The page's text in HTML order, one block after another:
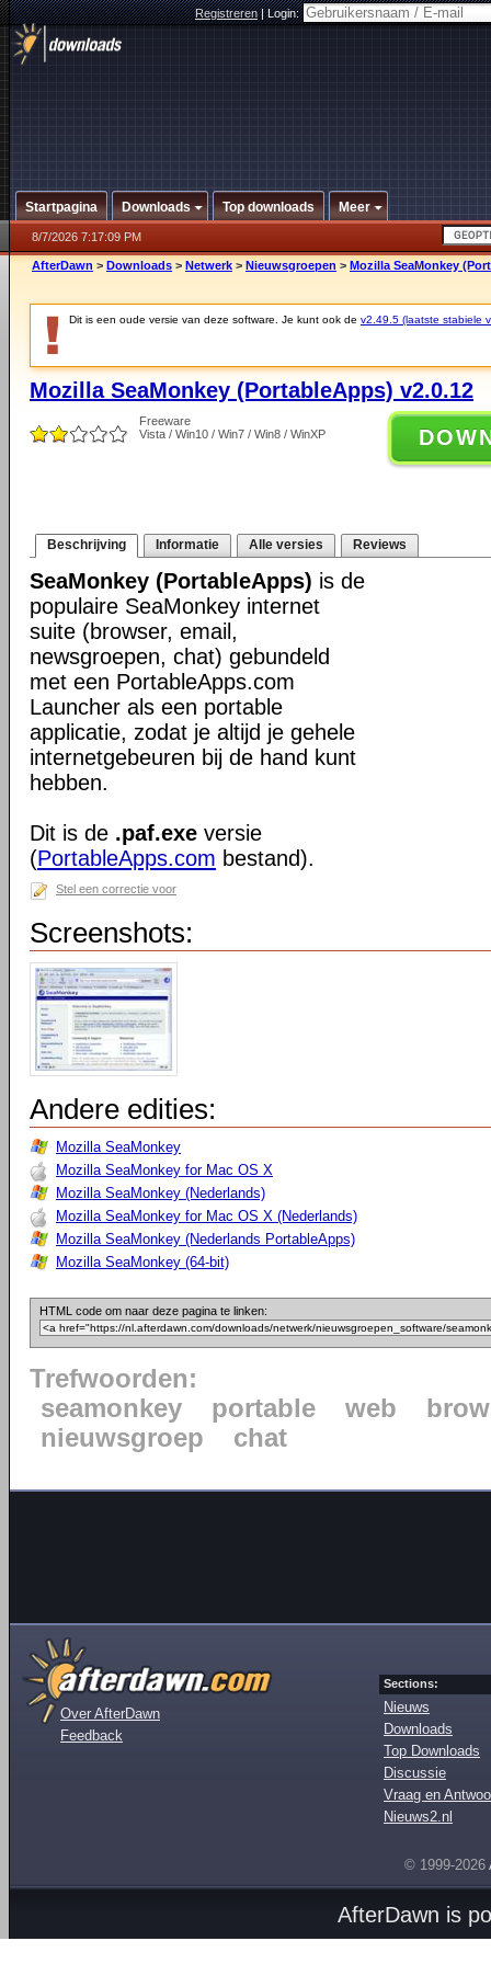
Registreren|Login:
Startpagina Downloads Top downloads Meer
8/7/2026 7:17:09 PM
AfterDawn > Downloads > Netwerk > Nieuwsgroepen > Mozilla SeaMonkey
Dit is een oude versie van deze software. Je kunt ook de v2.49.5 (laatste stabiele
Mozilla SeaMonkey (PortableApps) v2.0.12
Freeware
Vista / Win10 / Win7 / Win8 / WinXP
Beschrijving Informatie Alle versies Reviews
SeaMonkey (PortableApps) is de
populaire SeaMonkey internet
suite (browser, email,
newsgroepen, chat) gebundeld
met een PortableApps.com
Launcher als een portable
applicatie, zodat je altijd je gehele
internetgebeuren bij de hand kunt
hebben.
Dit is de .paf.exe versie
(PortableApps.com bestand).
Stel een correctie voor
Screenshots:
Andere edities:
Mozilla SeaMonkey
Mozilla SeaMonkey for Mac OS X
Mozilla SeaMonkey (Nederlands)
Mozilla SeaMonkey for Mac OS X (Nederlands)
Mozilla SeaMonkey (Nederlands PortableApps)
Mozilla SeaMonkey (64-bit)
HTML code om naar deze pagina te linken:
Trefwoorden:
seamonkey
portable web
nieuwsgroep
chat
Over AfterDawn
Feedback
Sections:
Nieuws
Downloads
Top Downloads
Discussie
Vraag en
Nieuws2.nl
© 1999-2026
AfterDawn is